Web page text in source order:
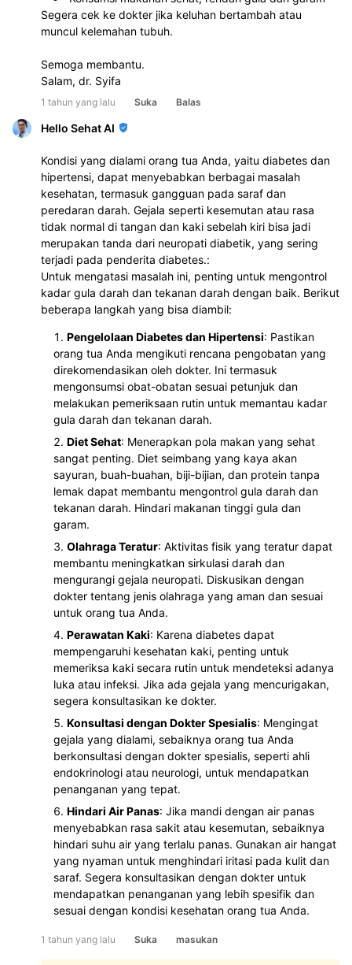
Segera cek ke dokter jika keluhan bertambah atau
muncul kelemahan tubuh.
Semoga membantu.
Salam, dr. Syifa
1 tahun yang lalu Suka Balas
Hello Sehat AI
Kondisi yang dialami orang tua Anda, yaitu diabetes dan
hipertensi, dapat menyebabkan berbagai masalah
kesehatan, termasuk gangguan pada saraf dan
peredaran darah. Gejala seperti kesemutan atau rasa
tidak normal di tangan dan kaki sebelah kiri bisa jadi
merupakan tanda dari neuropati diabetik, yang sering
terjadi pada penderita diabetes.:
Untuk mengatasi masalah ini, penting untuk mengontrol
kadar gula darah dan tekanan darah dengan baik. Berikut
beberapa langkah yang bisa diambil:
Pengelolaan Diabetes dan Hipertensi: Pastikan
orang tua Anda mengikuti rencana pengobatan yang
direkomendasikan oleh dokter. Ini termasuk
mengonsumsi obat-obatan sesuai petunjuk dan
melakukan pemeriksaan rutin untuk memantau kadar
gula darah dan tekanan darah.
Diet Sehat: Menerapkan pola makan yang sehat
sangat penting. Diet seimbang yang kaya akan
sayuran, buah-buahan, biji-bijian, dan protein tanpa
lemak dapat membantu mengontrol gula darah dan
tekanan darah. Hindari makanan tinggi gula dan
garam.
Olahraga Teratur: Aktivitas fisik yang teratur dapat
membantu meningkatkan sirkulasi darah dan
mengurangi gejala neuropati. Diskusikan dengan
dokter tentang jenis olahraga yang aman dan sesuai
untuk orang tua Anda.
Perawatan Kaki: Karena diabetes dapat
mempengaruhi kesehatan kaki, penting untuk
memeriksa kaki secara rutin untuk mendeteksi adanya
luka atau infeksi. Jika ada gejala yang mencurigakan,
segera konsultasikan ke dokter.
Konsultasi dengan Dokter Spesialis: Mengingat
gejala yang dialami, sebaiknya orang tua Anda
berkonsultasi dengan dokter spesialis, seperti ahli
endokrinologi atau neurologi, untuk mendapatkan
penanganan yang tepat.
Hindari Air Panas: Jika mandi dengan air panas
menyebabkan rasa sakit atau kesemutan, sebaiknya
hindari suhu air yang terlalu panas. Gunakan air hangat
yang nyaman untuk menghindari iritasi pada kulit dan
saraf. Segera konsultasikan dengan dokter untuk
mendapatkan penanganan yang lebih spesifik dan
sesuai dengan kondisi kesehatan orang tua Anda.
1 tahun yang lalu Suka masukan